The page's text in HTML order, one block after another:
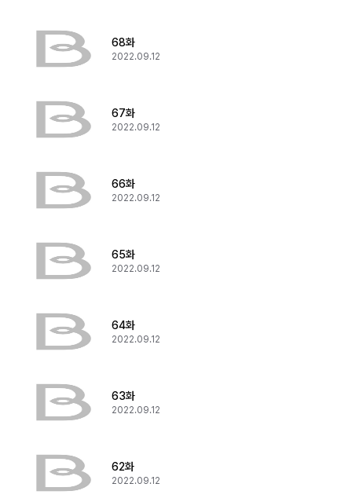
68화
2022.09.12
67화
2022.09.12
66화
2022.09.12
65화
2022.09.12
64화
2022.09.12
63화
2022.09.12
62화
2022.09.12